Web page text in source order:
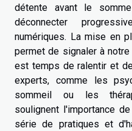
détente avant le
déconnecter
numériques. La mise en
permet de signaler à
est temps de ralentir et
experts, comme les
sommeil ou les
soulignent l'importance
série de pratiques et